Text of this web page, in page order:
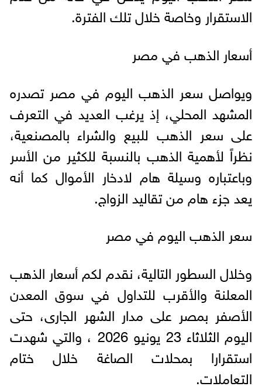
الاستقرار وخاصة خلال تلك الفترة.
أسعار الذهب في مصر
ويواصل سعر الذهب اليوم في مصر تصدره
المشهد المحلي، إذ يرغب العديد في التعرف
على سعر الذهب للبيع والشراء بالمصنعية،
نظراً لأهمية الذهب بالنسبة للكثير من الأسر
وباعتباره وسيلة هام لادخار الأموال كما أنه
يعد جزء هام من تقاليد الزواج.
سعر الذهب اليوم في مصر
وخلال السطور التالية، نقدم لكم أسعار الذهب
المعلنة والأقرب للتداول في سوق المعدن
الأصفر بمصر على مدار الشهر الجارى، حتى
اليوم الثلاثاء 23 يونيو 2026 ، والتي شهدت
استقرارا بمحلات الصاغة خلال ختام
التعاملات.